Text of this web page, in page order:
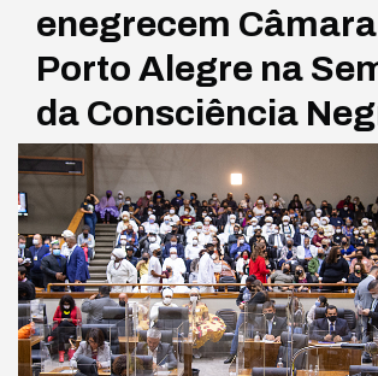
enegrecem
Porto Alegre na
da Consciência